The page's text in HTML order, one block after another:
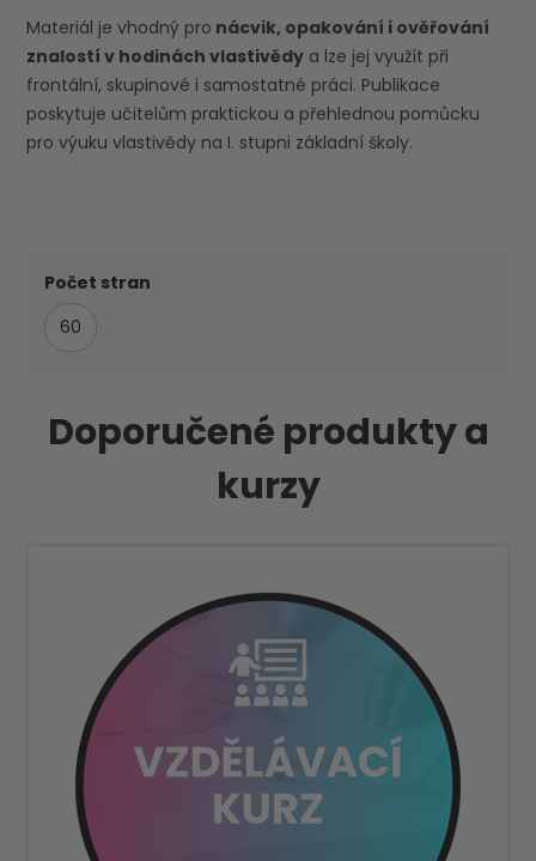
Materiál je vhodný pro nácvik, opakování i ověřování
znalostí v hodinách vlastivědy a lze jej využít při
frontální, skupinové i samostatné práci. Publikace
poskytuje učitelům praktickou a přehlednou pomůcku
pro výuku vlastivědy na I. stupni základní školy.
Počet stran
60
Doporučené produkty a
kurzy